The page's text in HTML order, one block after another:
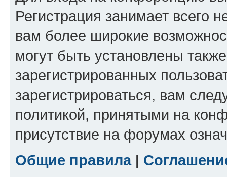
Регистрация занимает всего
вам более широкие
могут быть установлены
зарегистрированных
зарегистрироваться, вам
политикой, принятыми на
присутствие на форумах
Общие правила|